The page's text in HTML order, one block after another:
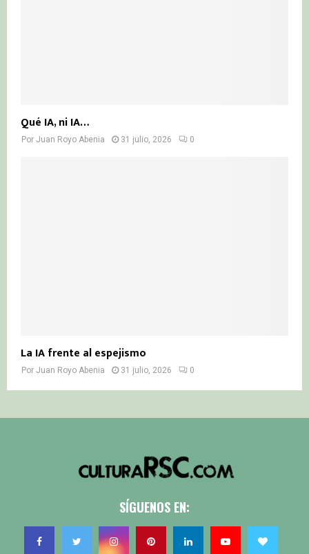
Qué IA, ni IA…
Por Juan Royo Abenia 31 julio, 2026 0
La IA frente al espejismo
Por Juan Royo Abenia 31 julio, 2026 0
SÍGUENOS EN: